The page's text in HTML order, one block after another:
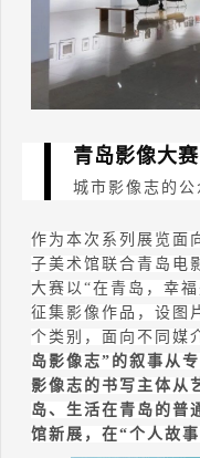
青岛影像大赛
城市影像志的公
作为本次系列展览面
子美术馆联合青岛电
大赛以 “在青岛，幸福
征集影像作品，设图
个类别，面向不同媒
岛影像志” 的叙事从
影像志的书写主体从
岛、生活在青岛的普
馆新展，在“个人故事